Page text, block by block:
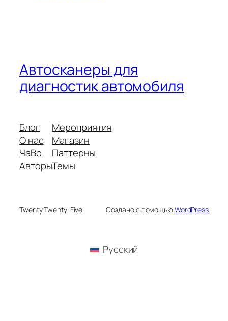
Автосканеры для
диагностик автомобиля
Блог
О нас
ЧаВо
Авторы
Мероприятия
Магазин
Паттерны
Темы
Twenty Twenty-Five Создано с помощьюWordPress
Русский